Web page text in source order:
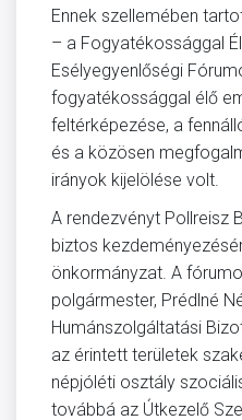
Ennek szellemében
– a Fogyatékossággal
Esélyegyenlőségi
fogyatékossággal élő
feltérképezése, a
és a közösen
irányok kijelölése volt.
A rendezvényt Pollreisz
biztos
önkormányzat. A
polgármester, Prédlné
Humánszolgáltatási
az érintett területek
népjóléti osztály
továbbá az Útkezelő